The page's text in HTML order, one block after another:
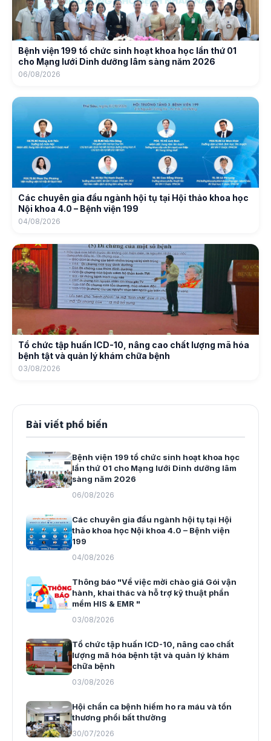
Bệnh viện 199 tổ chức sinh hoạt khoa học lần thứ 01
cho Mạng lưới Dinh dưỡng lâm sàng năm 2026
06/08/2026
Các chuyên gia đầu ngành hội tụ tại Hội thảo khoa học
Nội khoa 4.0 – Bệnh viện 199
04/08/2026
Tổ chức tập huấn ICD-10, nâng cao chất lượng mã hóa
bệnh tật và quản lý khám chữa bệnh
03/08/2026
Bài viết phổ biến
Bệnh viện 199 tổ chức sinh hoạt khoa học
lần thứ 01 cho Mạng lưới Dinh dưỡng lâm
sàng năm 2026
06/08/2026
Các chuyên gia đầu ngành hội tụ tại Hội
thảo khoa học Nội khoa 4.0 – Bệnh viện
199
04/08/2026
Thông báo "Về việc mời chào giá Gói vận
hành, khai thác và hỗ trợ kỹ thuật phần
mềm HIS & EMR "
03/08/2026
Tổ chức tập huấn ICD-10, nâng cao chất
lượng mã hóa bệnh tật và quản lý khám
chữa bệnh
03/08/2026
Hội chẩn ca bệnh hiếm ho ra máu và tổn
thương phổi bất thường
30/07/2026